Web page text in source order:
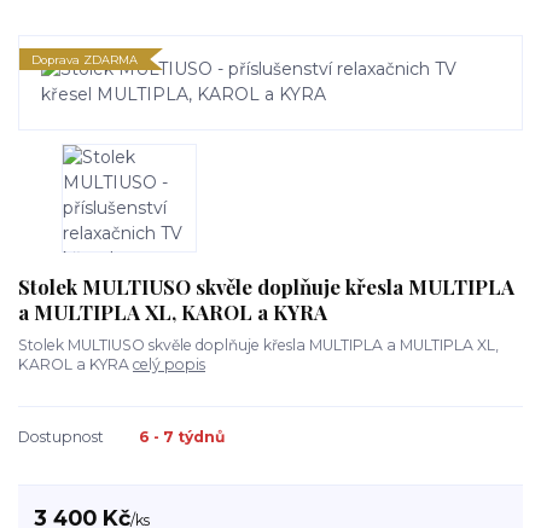
Doprava ZDARMA
Stolek MULTIUSO skvěle doplňuje křesla MULTIPLA
a MULTIPLA XL, KAROL a KYRA
Stolek MULTIUSO skvěle doplňuje křesla MULTIPLA a MULTIPLA XL,
KAROL a KYRA celý popis
Dostupnost 6 - 7 týdnů
3 400 Kč/ks